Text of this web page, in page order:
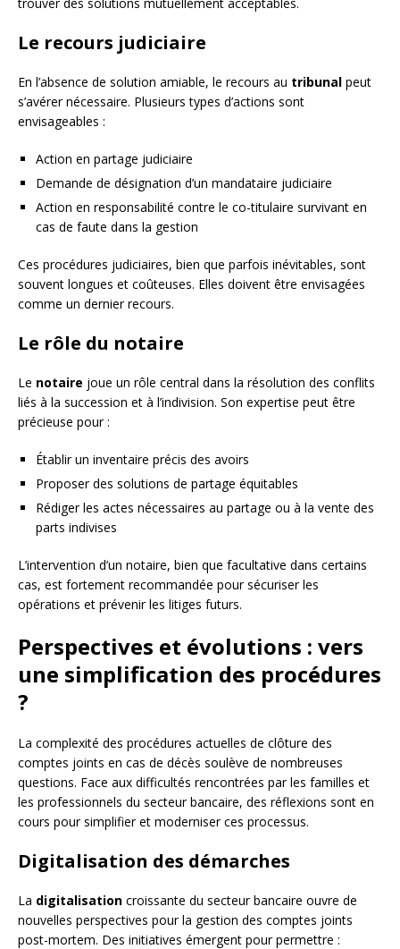
Le recours judiciaire
En l’absence de solution amiable, le recours au tribunal peut
s’avérer nécessaire. Plusieurs types d’actions sont
envisageables :
Action en partage judiciaire
Demande de désignation d’un mandataire judiciaire
Action en responsabilité contre le co-titulaire survivant en
cas de faute dans la gestion
Ces procédures judiciaires, bien que parfois inévitables, sont
souvent longues et coûteuses. Elles doivent être envisagées
comme un dernier recours.
Le rôle du notaire
Le notaire joue un rôle central dans la résolution des conflits
liés à la succession et à l’indivision. Son expertise peut être
précieuse pour :
Établir un inventaire précis des avoirs
Proposer des solutions de partage équitables
Rédiger les actes nécessaires au partage ou à la vente des
parts indivises
L’intervention d’un notaire, bien que facultative dans certains
cas, est fortement recommandée pour sécuriser les
opérations et prévenir les litiges futurs.
Perspectives et évolutions : vers
une simplification des procédures
?
La complexité des procédures actuelles de clôture des
comptes joints en cas de décès soulève de nombreuses
questions. Face aux difficultés rencontrées par les familles et
les professionnels du secteur bancaire, des réflexions sont en
cours pour simplifier et moderniser ces processus.
Digitalisation des démarches
La digitalisation croissante du secteur bancaire ouvre de
nouvelles perspectives pour la gestion des comptes joints
post-mortem. Des initiatives émergent pour permettre :